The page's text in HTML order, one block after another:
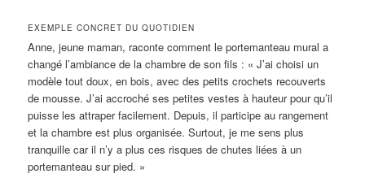
EXEMPLE CONCRET DU QUOTIDIEN
Anne, jeune maman, raconte comment le portemanteau mural a
changé l’ambiance de la chambre de son fils : « J’ai choisi un
modèle tout doux, en bois, avec des petits crochets recouverts
de mousse. J’ai accroché ses petites vestes à hauteur pour qu’il
puisse les attraper facilement. Depuis, il participe au rangement
et la chambre est plus organisée. Surtout, je me sens plus
tranquille car il n’y a plus ces risques de chutes liées à un
portemanteau sur pied. »